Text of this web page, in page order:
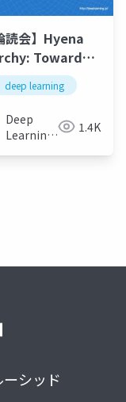
読会】Hyena
Towards
Convolutional
Models
deep learning
Deep
Learning
1.4K
シッド